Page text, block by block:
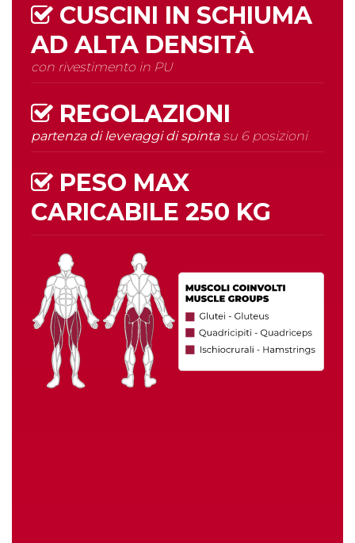
CUSCINI IN SCHIUMA
AD ALTA DENSITÀ
con rivestimento in PU
REGOLAZIONI
partenza di leveraggi di spintasu 6 posizioni
PESO MAX
CARICABILE 250 KG